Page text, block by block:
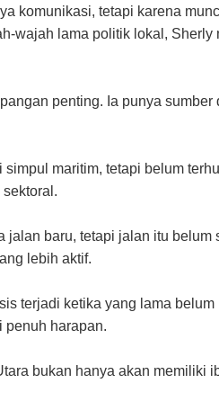
komunikasi, tetapi karena
wajah lama politik lokal,
penting. Ia punya
maritim, tetapi belum
jalan baru, tetapi jalan itu
lebih aktif.
terjadi ketika yang lama
penuh harapan.
bukan hanya akan memiliki